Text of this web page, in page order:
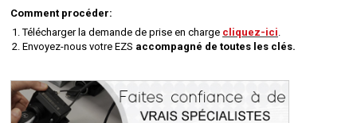
Comment procéder:
Télécharger la demande de prise en charge cliquez-ici.
Envoyez-nous votre EZS accompagné de toutes les clés.